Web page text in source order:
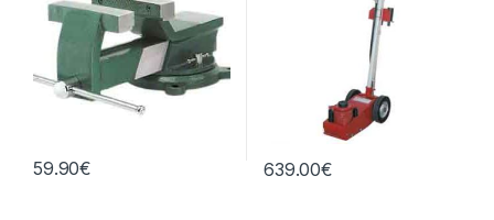
59.90€ 639.00€